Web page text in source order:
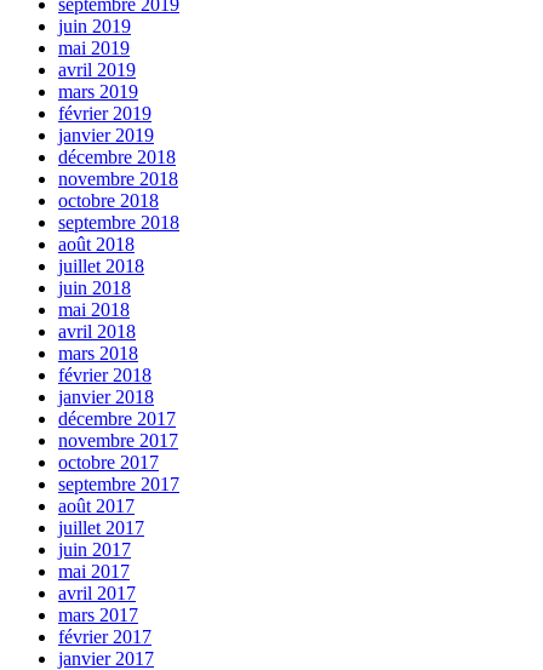
juin 2019
mai 2019
avril 2019
mars 2019
février 2019
janvier 2019
décembre 2018
novembre 2018
octobre 2018
septembre 2018
août 2018
juillet 2018
juin 2018
mai 2018
avril 2018
mars 2018
février 2018
janvier 2018
décembre 2017
novembre 2017
octobre 2017
septembre 2017
août 2017
juillet 2017
juin 2017
mai 2017
avril 2017
mars 2017
février 2017
janvier 2017